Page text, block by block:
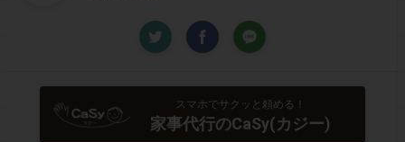
スマホでサクッと頼める！
家事代行のCaSy(カジー)